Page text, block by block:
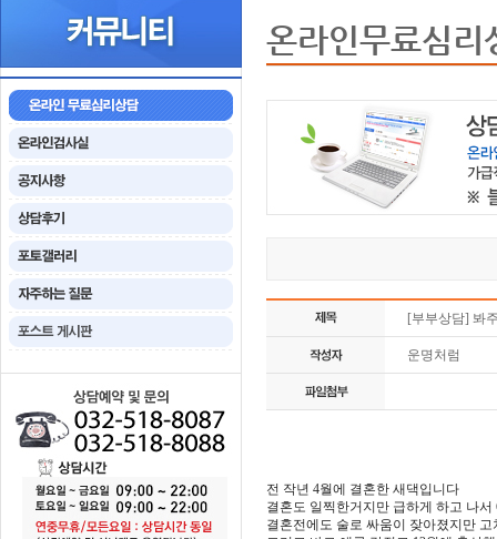
온라인무료심리
[부부상담] 봐
운명처럼
전 작년 4월에 결혼한 새댁입니다
결혼도 일찍한거지만 급하게 하고 나
결혼전에도 술로 싸움이 잦아졌지만